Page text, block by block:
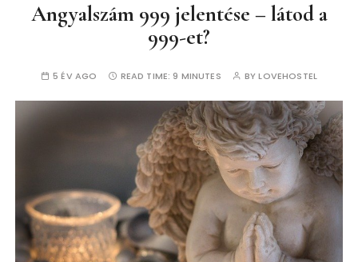
Angyalszám 999 jelentése – látod a
999-et?
5 ÉV AGO READ TIME: 9 MINUTES BYLOVEHOSTEL